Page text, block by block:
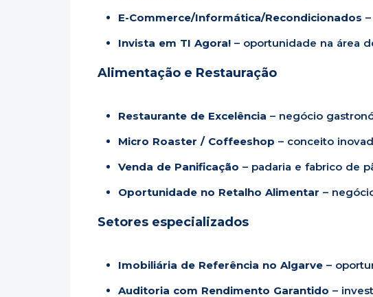
E-Commerce/Informática/Recondicionados
Invista em TI Agora! – oportunidade na área
Alimentação e Restauração
Restaurante de Excelência – negócio
Micro Roaster / Coffeeshop – conceito
Venda de Panificação – padaria e fabrico de
Oportunidade no Retalho Alimentar –
Setores especializados
Imobiliária de Referência no Algarve –
Auditoria com Rendimento Garantido –